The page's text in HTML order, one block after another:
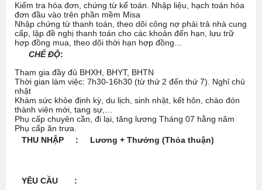
Kiểm tra hóa đơn, chứng từ kế toán. Nhập liệu, hạch toán hóa
đơn đầu vào trên phần mềm Misa
Nhập chứng từ thanh toán, theo dõi công nợ phải trả nhà cung
cấp, lập đề nghị thanh toán cho các khoản đến hạn, lưu trữ
hợp đồng mua, theo dõi thời hạn hợp đồng…
CHẾ ĐỘ:
Tham gia đầy đủ BHXH, BHYT, BHTN
Thời gian làm việc: 7h30-16h30 (từ thứ 2 đến thứ 7). Nghỉ chủ
nhật
Khám sức khỏe định kỳ, du lịch, sinh nhật, kết hôn, chào đón
thành viên mới, tang sự,…
Phụ cấp chuyên cần, đi lại, tăng lương Tháng 07 hằng năm
Phụ cấp ăn trưa.
THU NHẬP
: Lương + Thưởng (Thỏa thuận)
YÊU CẦU :